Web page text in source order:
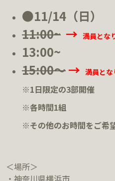
●11/14（日）
11:00~ → 満員とな
13:00~
15:00～→ 満員とな
※1日限定の3部開催
※各時間1組
※その他のお時間をご希
＜場所＞
・神奈川県横浜市